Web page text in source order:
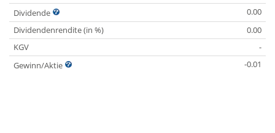
Dividende
0.00
Dividendenrendite (in %)
0.00
KGV
-
Gewinn/Aktie
-0.01